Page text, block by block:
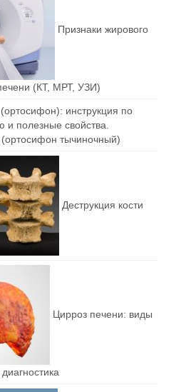
Признаки жирового
(КТ, МРТ, УЗИ)
тычиночный)
Деструкция кости
Цирроз печени: виды
диагностика